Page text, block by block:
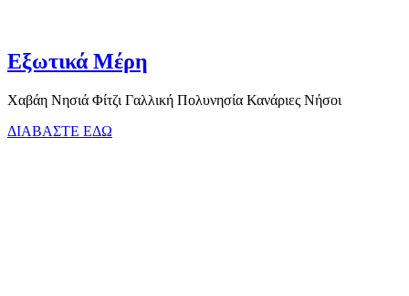
Εξωτικά Μέρη
Χαβάη Νησιά Φίτζι Γαλλική Πολυνησία Κανάριες Νήσοι
ΔΙΑΒΑΣΤΕ ΕΔΩ